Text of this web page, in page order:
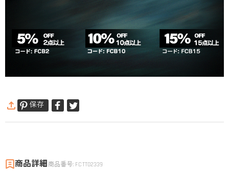
保存
商品詳細 商品番号: FCTT02339